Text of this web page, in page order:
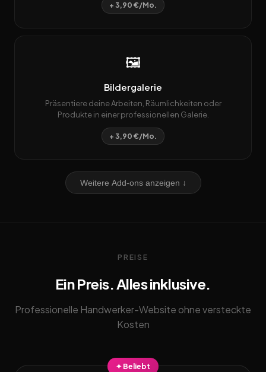
+ 3,90 €/Mo.
🖼️
Bildergalerie
Präsentiere deine Arbeiten, Räumlichkeiten oder
Produkte in einer professionellen Galerie.
+ 3,90 €/Mo.
Weitere Add-ons anzeigen ↓
PREISE
Ein Preis. Alles inklusive.
Professionelle Handwerker-Website ohne versteckte
Kosten
✦ Beliebt